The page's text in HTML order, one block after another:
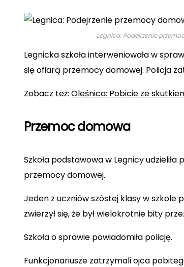
Legnica: Podejrzenie
Legnicka szkoła interweniowała w
się ofiarą przemocy domowej. Policja
Zobacz też: Oleśnica: Pobicie ze
Przemoc domowa
Szkoła podstawowa w Legnicy
przemocy domowej.
Jeden z uczniów szóstej klasy w szkole
zwierzył się, że był wielokrotnie bity
Szkoła o sprawie powiadomiła policję.
Funkcjonariusze zatrzymali ojca